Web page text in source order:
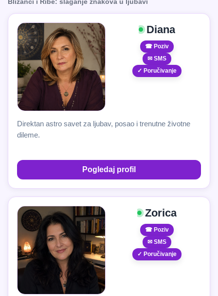
Diana
☎ Poziv
✉ SMS
✓ Poručivanje
Direktan astro savet za ljubav, posao i trenutne životne
dileme.
Pogledaj profil
Zorica
☎ Poziv
✉ SMS
✓ Poručivanje